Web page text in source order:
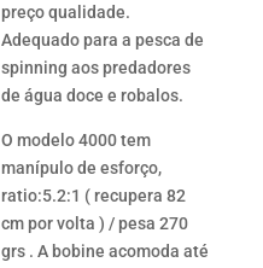
preço qualidade.
Adequado para a pesca de
spinning aos predadores
de água doce e robalos.
O modelo 4000 tem
manípulo de esforço,
ratio:5.2:1 ( recupera 82
cm por volta ) / pesa 270
grs . A bobine acomoda até